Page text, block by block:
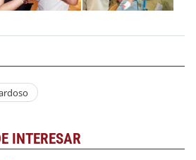
INTERESAR